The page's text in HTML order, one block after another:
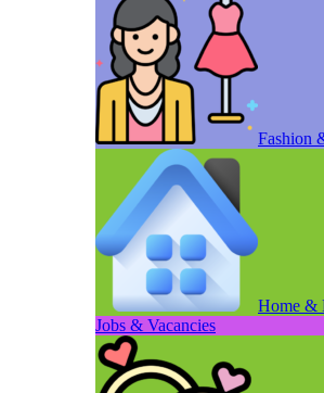
Fashion
Home &
Jobs & Vacancies